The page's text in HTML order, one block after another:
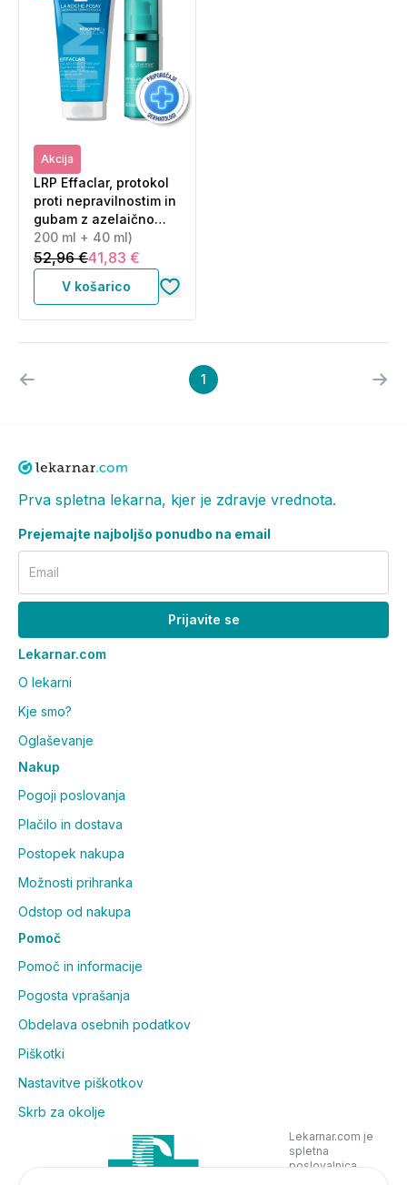
Akcija
LRP Effaclar, protokol
proti nepravilnostim in
gubam z azelaično
kislino (200 ml + 40
ml)
200 ml + 40 ml)
52,96 €41,83 €
V košarico
1
Prva spletna lekarna, kjer je zdravje vrednota.
Prejemajte najboljšo ponudbo na email
Email
Prijavite se
Lekarnar.com
O lekarni
Kje smo?
Oglaševanje
Nakup
Pogoji poslovanja
Plačilo in dostava
Postopek nakupa
Možnosti prihranka
Odstop od nakupa
Pomoč
Pomoč in informacije
Pogosta vprašanja
Obdelava osebnih podatkov
Piškotki
Nastavitve piškotkov
Skrb za okolje
Lekarnar.com je
spletna
poslovalnica